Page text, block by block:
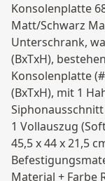
Konsolenplatte
Matt/Schwarz
Unterschrank,
(BxTxH),
Konsolenplatte
(BxTxH), mit 1
1 Vollauszug
45,5 x 44 x 21,5
Material + Farbe